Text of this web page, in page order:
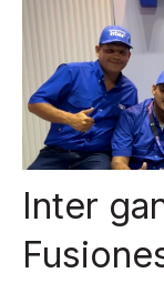
Inter